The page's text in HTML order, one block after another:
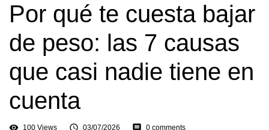
Por qué te cuesta bajar
de peso: las 7 causas
que casi nadie tiene en
cuenta
visibility 100 Views  03/07/2026 comment 0 comments